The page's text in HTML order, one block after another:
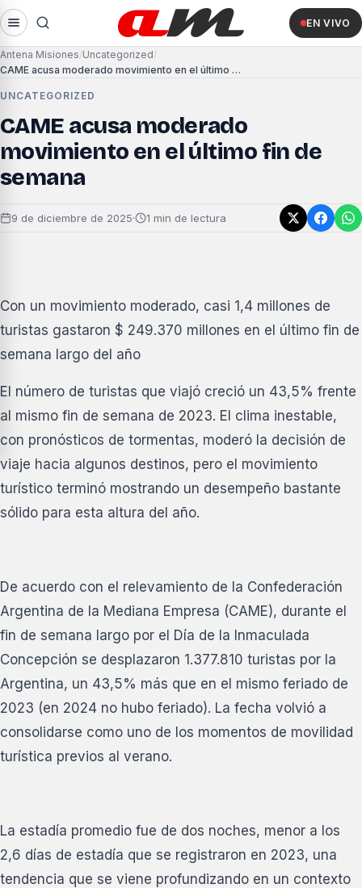
EN VIVO
Antena Misiones Uncategorized
CAME acusa moderado movimiento en el último fin de semana
UNCATEGORIZED
CAME acusa moderado
movimiento en el último fin de
semana
9 de diciembre de 2025· 1 min de lectura
Con un movimiento moderado, casi 1,4 millones de
turistas gastaron $ 249.370 millones en el último fin de
semana largo del año
El número de turistas que viajó creció un 43,5% frente
al mismo fin de semana de 2023. El clima inestable,
con pronósticos de tormentas, moderó la decisión de
viaje hacia algunos destinos, pero el movimiento
turístico terminó mostrando un desempeño bastante
sólido para esta altura del año.
De acuerdo con el relevamiento de la Confederación
Argentina de la Mediana Empresa (CAME), durante el
fin de semana largo por el Día de la Inmaculada
Concepción se desplazaron 1.377.810 turistas por la
Argentina, un 43,5% más que en el mismo feriado de
2023 (en 2024 no hubo feriado). La fecha volvió a
consolidarse como uno de los momentos de movilidad
turística previos al verano.
La estadía promedio fue de dos noches, menor a los
2,6 días de estadía que se registraron en 2023, una
tendencia que se viene profundizando en un contexto